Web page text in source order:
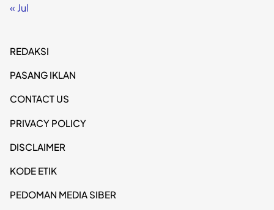
« Jul
REDAKSI
PASANG IKLAN
CONTACT US
PRIVACY POLICY
DISCLAIMER
KODE ETIK
PEDOMAN MEDIA SIBER